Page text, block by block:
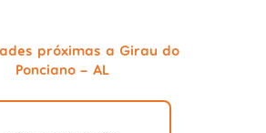
próximas a Girau do
Ponciano - AL